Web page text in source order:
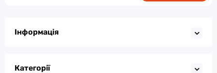
Інформація
Категорії